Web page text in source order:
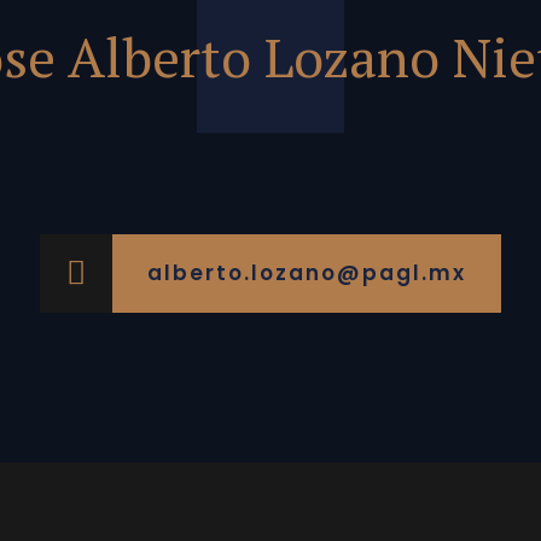
Alberto Lozano
alberto.lozano@pagl.mx